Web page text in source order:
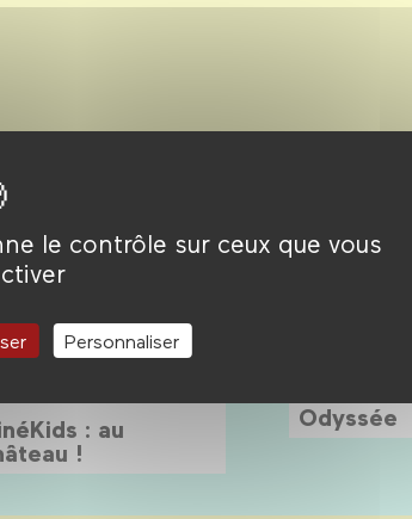
le contrôle sur ceux que vous
Personnaliser
→
2026
: au
!
Odyssée